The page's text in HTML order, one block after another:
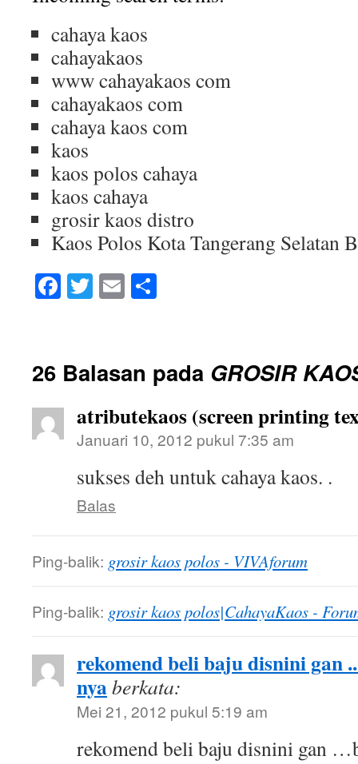
cahaya kaos
cahayakaos
www cahayakaos com
cahayakaos com
cahaya kaos com
kaos
kaos polos cahaya
kaos cahaya
grosir kaos distro
Kaos Polos Kota Tangerang Selatan
Facebook
Twitter
Email
26 Balasan pada GROSIR
atributekaos (screen printing
Januari 10, 2012 pukul 7:35 am
sukses deh untuk cahaya kaos. .
Balas
Ping-balik: grosir kaos polos - VIVAforum
Ping-balik: grosir kaos polos|CahayaKaos -
rekomend beli baju disnini gan
nyaberkata:
Mei 21, 2012 pukul 5:19 am
rekomend beli baju disnini gan